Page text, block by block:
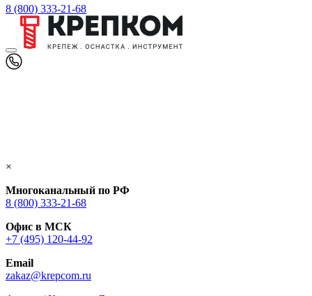
8 (800) 333-21-68
×
Многоканальный по РФ
8 (800) 333‑21-68
Офис в МСК
+7 (495) 120-44-92
Email
zakaz@krepcom.ru